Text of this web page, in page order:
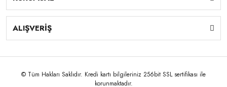
ALIŞVERİŞ
© Tüm Hakları Saklıdır. Kredi kartı bilgileriniz 256bit SSL sertifikası ile
korunmaktadır.